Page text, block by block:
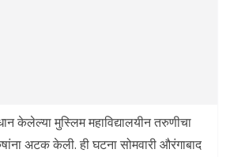
केलेल्या मुस्लिम महाविद्यालयीन तरुणीचा
अटक केली. ही घटना सोमवारी औरंगाबाद